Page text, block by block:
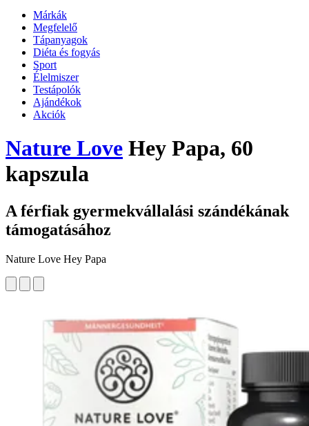
Márkák
Megfelelő
Tápanyagok
Diéta és fogyás
Sport
Élelmiszer
Testápolók
Ajándékok
Akciók
Nature Love Hey Papa, 60
kapszula
A férfiak gyermekvállalási szándékának
támogatásához
Nature Love Hey Papa